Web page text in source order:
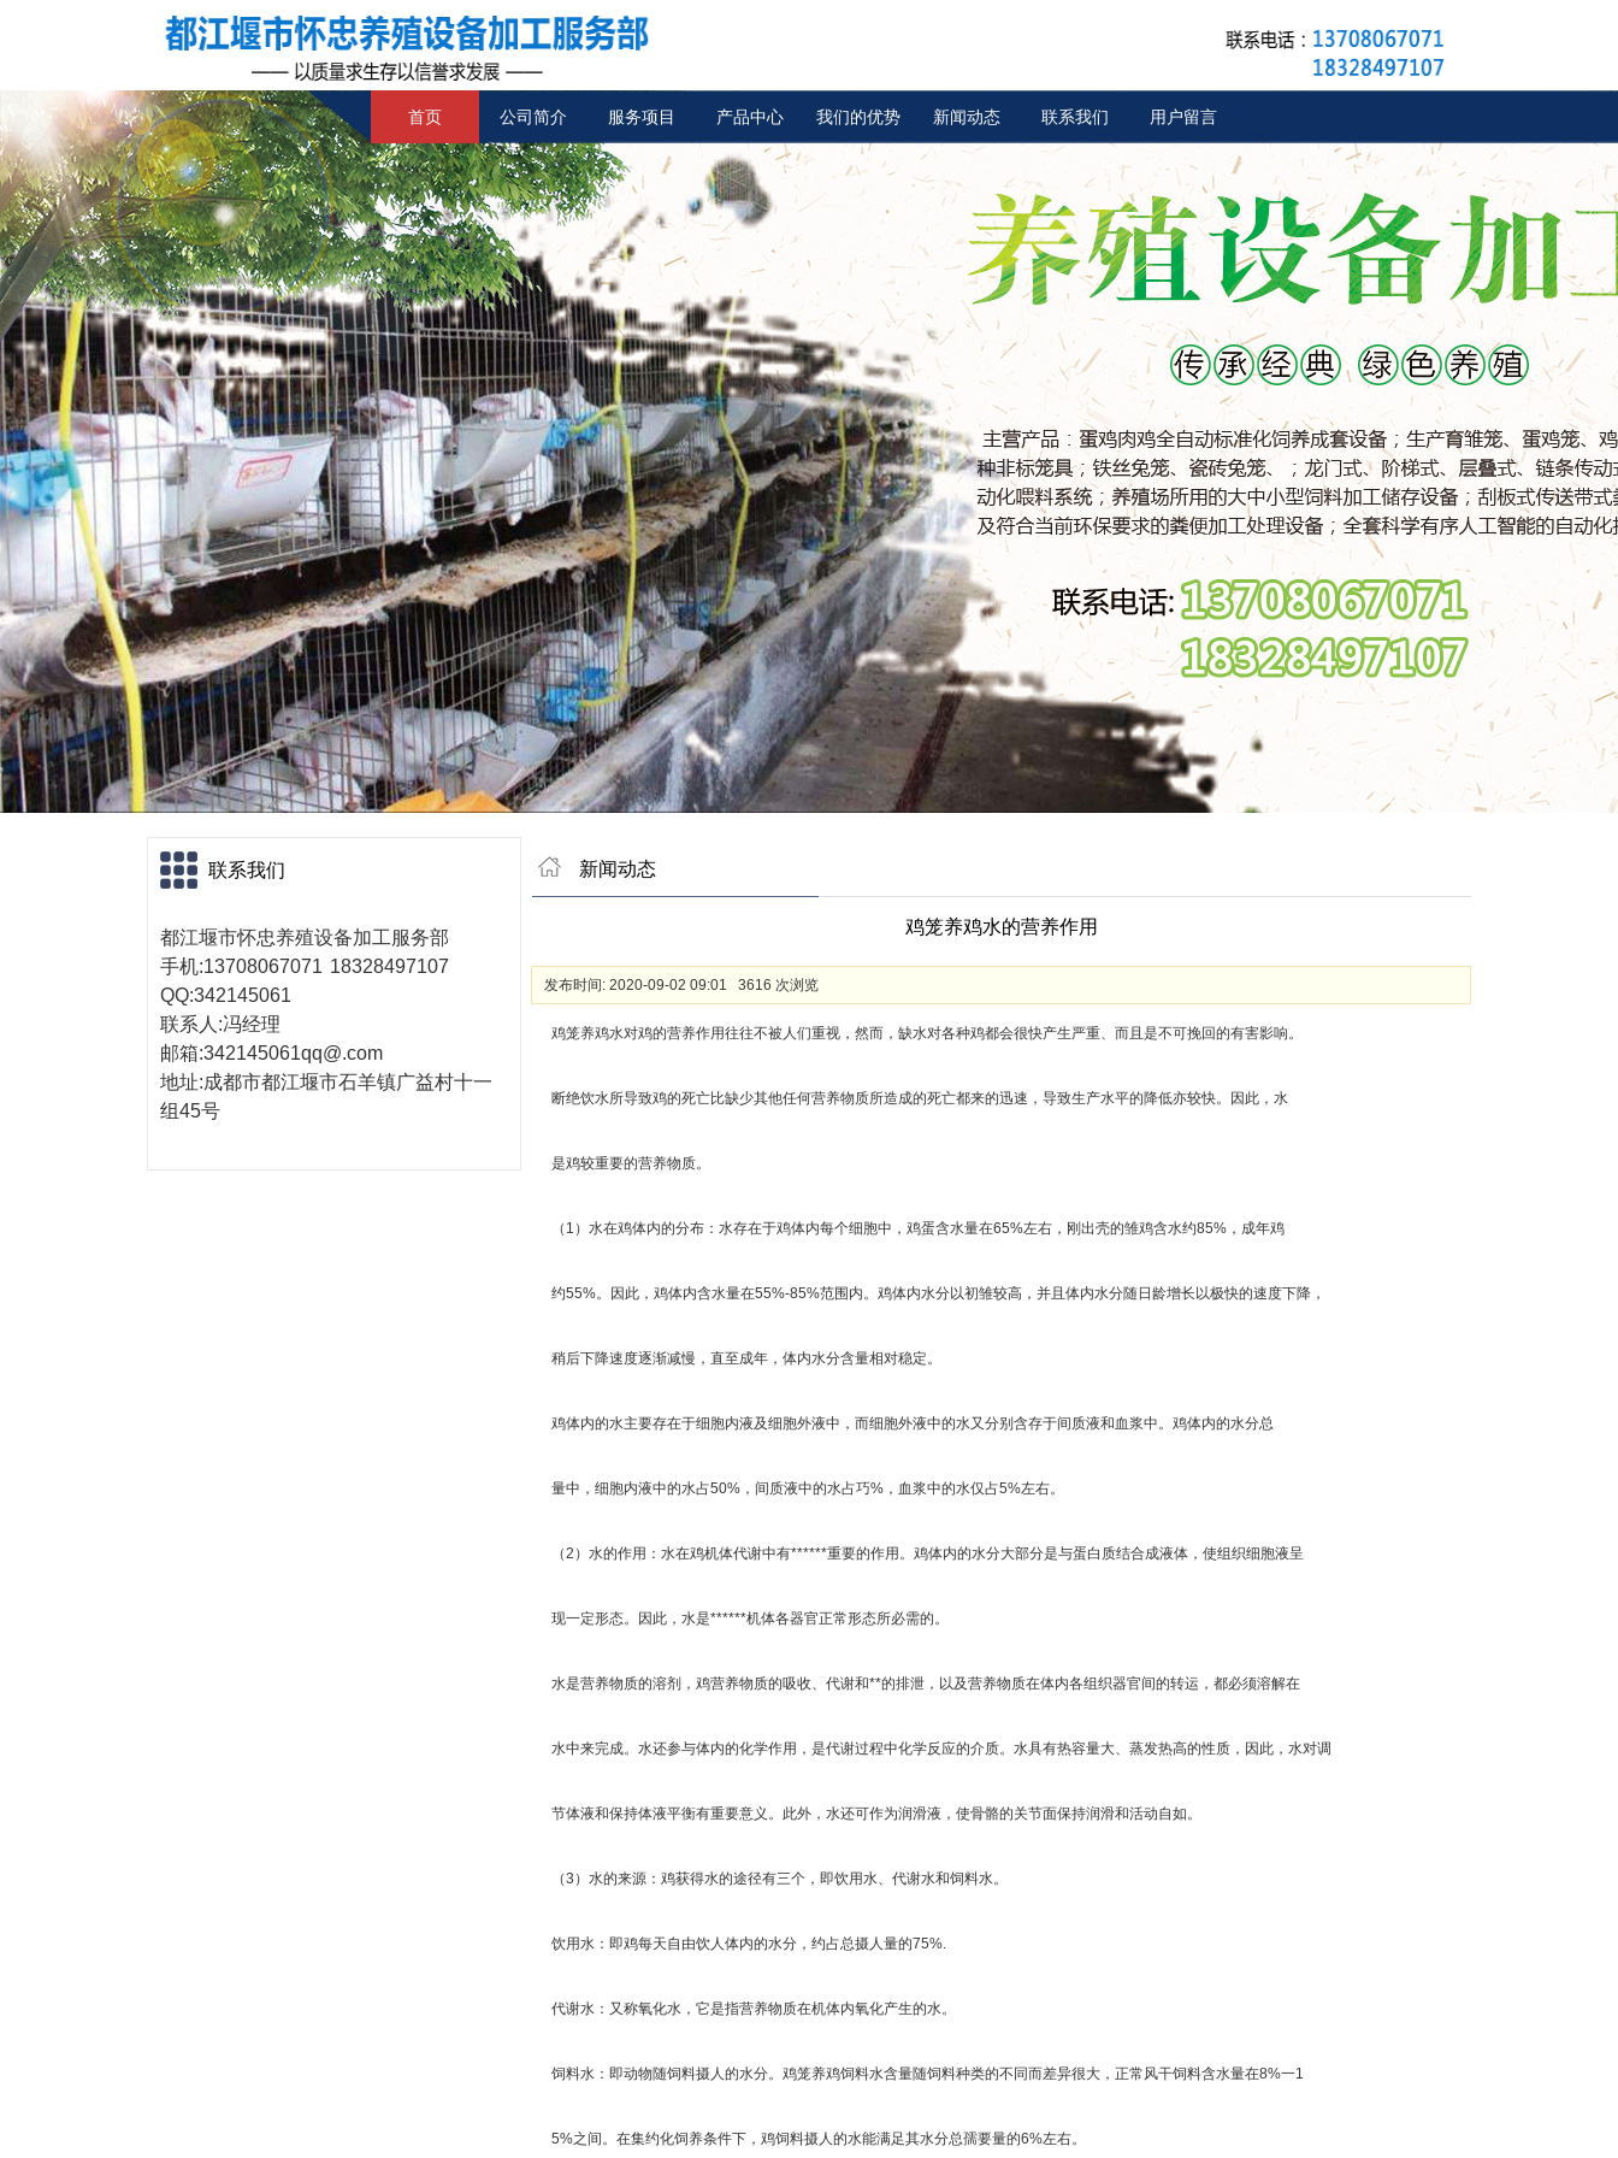
首页 公司简介 服务项目 产品中心 我们的优势 新闻动态 联系我们 用户留言
联系我们
都江堰市怀忠养殖设备加工服务部
手机:13708067071 18328497107
QQ:342145061
联系人:冯经理
邮箱:342145061qq@.com
地址:成都市都江堰市石羊镇广益村十一
组45号
新闻动态
鸡笼养鸡水的营养作用
发布时间: 2020-09-02 09:01 3616 次浏览
鸡笼养鸡水对鸡的营养作用往往不被人们重视，然而，缺水对各种鸡都会很快产生严重、而且是不可挽回的有害影响。
断绝饮水所导致鸡的死亡比缺少其他任何营养物质所造成的死亡都来的迅速，导致生产水平的降低亦较快。因此，水
是鸡较重要的营养物质。
（1）水在鸡体内的分布：水存在于鸡体内每个细胞中，鸡蛋含水量在65%左右，刚出壳的雏鸡含水约85%，成年鸡
约55%。因此，鸡体内含水量在55%-85%范围内。鸡体内水分以初雏较高，并且体内水分随日龄增长以极快的速度下降，
稍后下降速度逐渐减慢，直至成年，体内水分含量相对稳定。
鸡体内的水主要存在于细胞内液及细胞外液中，而细胞外液中的水又分别含存于间质液和血浆中。鸡体内的水分总
量中，细胞内液中的水占50%，间质液中的水占巧%，血浆中的水仅占5%左右。
（2）水的作用：水在鸡机体代谢中有******重要的作用。鸡体内的水分大部分是与蛋白质结合成液体，使组织细胞液呈
现一定形态。因此，水是******机体各器官正常形态所必需的。
水是营养物质的溶剂，鸡营养物质的吸收、代谢和**的排泄，以及营养物质在体内各组织器官间的转运，都必须溶解在
水中来完成。水还参与体内的化学作用，是代谢过程中化学反应的介质。水具有热容量大、蒸发热高的性质，因此，水对调
节体液和保持体液平衡有重要意义。此外，水还可作为润滑液，使骨骼的关节面保持润滑和活动自如。
（3）水的来源：鸡获得水的途径有三个，即饮用水、代谢水和饲料水。
饮用水：即鸡每天自由饮人体内的水分，约占总摄人量的75%.
代谢水：又称氧化水，它是指营养物质在机体内氧化产生的水。
饲料水：即动物随饲料摄人的水分。鸡笼养鸡饲料水含量随饲料种类的不同而差异很大，正常风干饲料含水量在8%一1
5%之间。在集约化饲养条件下，鸡饲料摄人的水能满足其水分总孺要量的6%左右。